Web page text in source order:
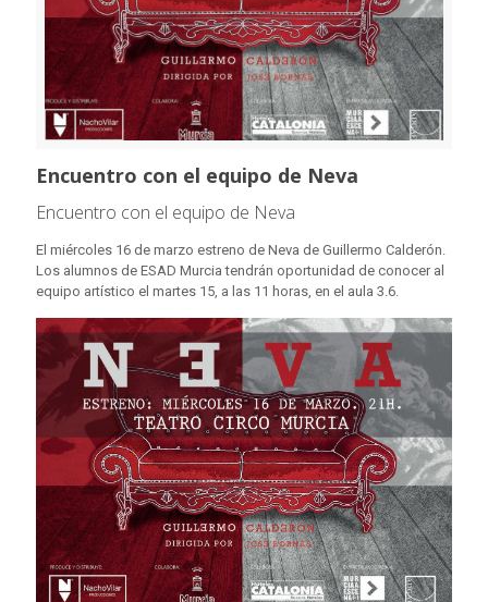
Encuentro con el equipo de Neva
Encuentro con el equipo de Neva
El miércoles 16 de marzo estreno de Neva de Guillermo Calderón.
Los alumnos de ESAD Murcia tendrán oportunidad de conocer al
equipo artístico el martes 15, a las 11 horas, en el aula 3.6.